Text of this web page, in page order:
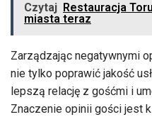
Czytaj Restauracja
miasta teraz
Zarządzając negatywnymi
nie tylko poprawić jakość
lepszą relację z gośćmi i
Znaczenie opinii gości jest